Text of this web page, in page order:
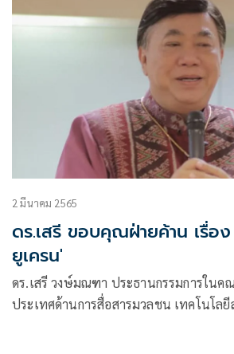
2 มีนาคม 2565
ดร.เสรี ขอบคุณฝ่ายค้าน เรื่อ
ยูเครน'
ดร.เสรี วงษ์มณฑา ประธานกรรมการในค
ประเทศด้านการสื่อสารมวลชน เทคโนโล